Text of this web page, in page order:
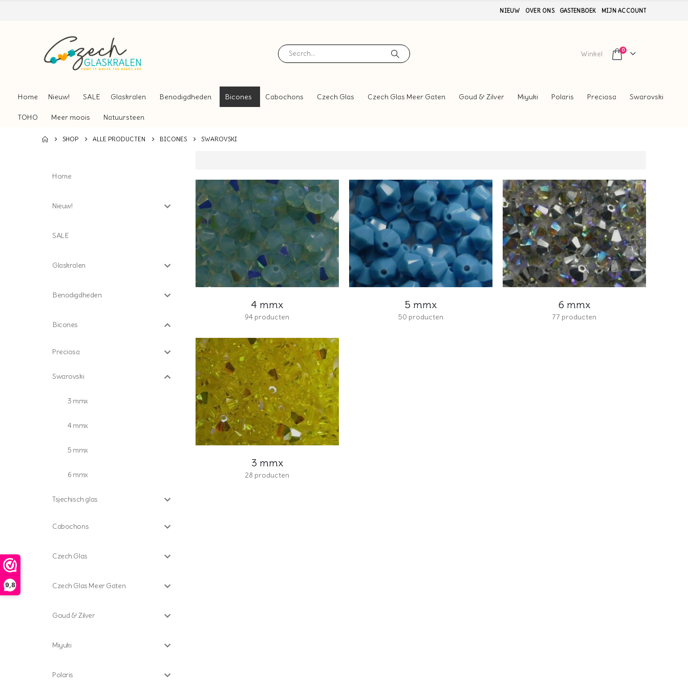
9,8
NIEUW OVER ONS GASTENBOEK MIJN ACCOUNT
Winkel 0
Home Nieuw! SALE Glaskralen Benodigdheden Bicones Cabochons Czech Glas Czech Glas Meer Gaten Goud & Zilver Miyuki Polaris Preciosa Swarovski
TOHO Meer moois Natuursteen
SHOP ALLE PRODUCTEN BICONES SWAROVSKI
4 mmx
94 producten
5 mmx
50 producten
6 mmx
77 producten
3 mmx
28 producten
Home
Nieuw!
SALE
Glaskralen
Benodigdheden
Bicones
Preciosa
Swarovski
3 mmx
4 mmx
5 mmx
6 mmx
Tsjechisch glas
Cabochons
Czech Glas
Czech Glas Meer Gaten
Goud & Zilver
Miyuki
Polaris